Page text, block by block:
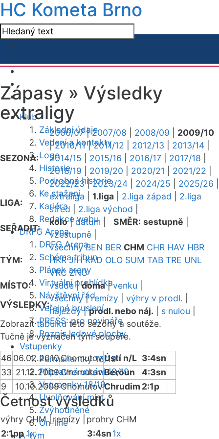
HC Kometa Brno
Klub
Základní údaje
Vedení a kontakty
Logo
Historie
Podrobná historie
Ke stažení
Kariéra
Redakce webu
DRFG Arena
DRFG Arena
Schéma tribun
Plánek areny
Virtuální prohlídka
Návštěvní řád
Veřejné bruslení
PRESS: pro novináře
Rozpis ledové plochy
Vstupenky
Permanentky 18/19
Přípravná utkání 18/19
Vstupenky 18/19
Uvolňování míst
Zvýhodněné
On-line
A-tým
Zápasy » Výsledky
extraligy
SEZONA:
2006/07|2007/08 2008/09
2009/10
|2010/11|2011/12 2012/13 2013/14
2014/15
2015/16 2016/17 2017/18
2018/19
2019/20 2020/21 2021/22
2022/23|2023/24 2024/25 2025/26
LIGA:
extraliga 1.liga 2.liga západ
2.liga
střed
2.liga východ
SEŘADIT:
kolo|datum SMĚR: sestupně
vzestupně
TÝM:
všechny BEN BER CHM CHR HAV HBR
HKR JIH KAD OLO SUM TAB TRE UNL
VRC ZNO
MÍSTO:
všude|doma|venku
VÝSLEDKY:
všechny|remízy výhry v prodl.
nájezdy|prodl. nebo náj. s nulou
Zobrazittabulkutéto sezóny a soutěže.
Tučně je vyznačen tým soupeře.
46 06.02.2010ChomutovÚstí n/L 3:4sn
33 21.12.2009ChomutovBeroun
4:3sn
9
10.10.2009ChomutovChrudim 2:1p
Četnost výsledků
výhry CHM | remízy |
prohry CHM
2:1pp 1x
3:4sn1x